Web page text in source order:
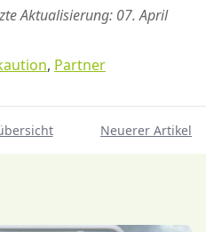
Aktualisierung: 07. April
, Partner
Neuerer Artikel